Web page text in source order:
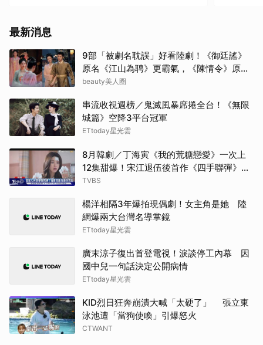
金高
田曦
高允
楊洋
最新消息
9部「被劇名耽誤」好看陸劇！《御廷謠》
原名《江山為聘》更霸氣，《陳情令》原名
好聽
beauty美人圈
串流收視週榜／鬼滅風暴席捲全台！《無限
城篇》空降3平台冠軍
ETtoday星光雲
8月韓劇／丁海寅《我的荒糖戀愛》一次上
12集甜爆！宋江退伍後首作《四手聯彈》倒
數
TVBS
楊洋相隔3年爆拍現偶劇！女主角是她 陸
網爆兩大台灣名導掌鏡
ETtoday星光雲
廣末涼子復出首登電視！淚談停工內幕 因
國中兒一句話決定公開病情
ETtoday星光雲
KID烈日狂奔崩潰大喊「太硬了」 張立東
泳池遭「當狗使喚」引爆怒火
CTWANT